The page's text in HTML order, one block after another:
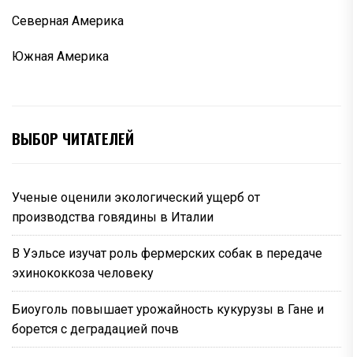
Северная Америка
Южная Америка
ВЫБОР ЧИТАТЕЛЕЙ
Ученые оценили экологический ущерб от
производства говядины в Италии
В Уэльсе изучат роль фермерских собак в передаче
эхинококкоза человеку
Биоуголь повышает урожайность кукурузы в Гане и
борется с деградацией почв